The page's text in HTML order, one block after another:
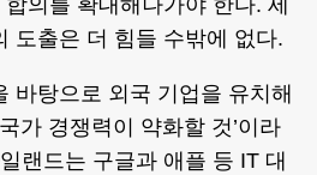
의를 확대해나가야 한다. 세
도출은 더 힘들 수밖에 없다.
바탕으로 외국 기업을 유치해
가 경쟁력이 약화할 것’이라
랜드는 구글과 애플 등 IT 대